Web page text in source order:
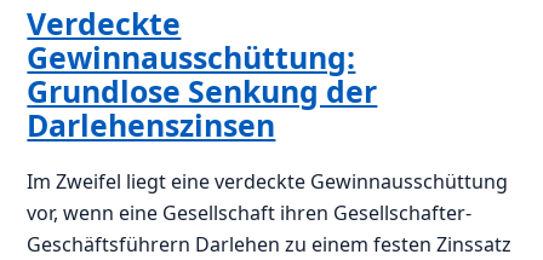
Verdeckte
Gewinnausschüttung:
Grundlose Senkung der
Darlehenszinsen
Im Zweifel liegt eine verdeckte Gewinnausschüttung
vor, wenn eine Gesellschaft ihren Gesellschafter-
Geschäftsführern Darlehen zu einem festen Zinssatz